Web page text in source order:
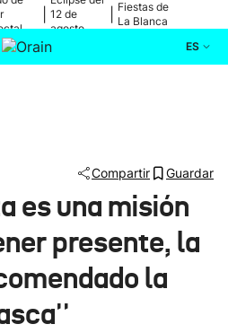
12 de
agosto
Fiestas de
La Blanca
ES
Ikusmiran
Eguraldia
Compartir Guardar
es una misión
presente, la
la